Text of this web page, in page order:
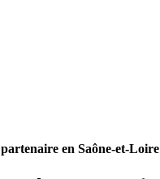
en Saône-et-Loire